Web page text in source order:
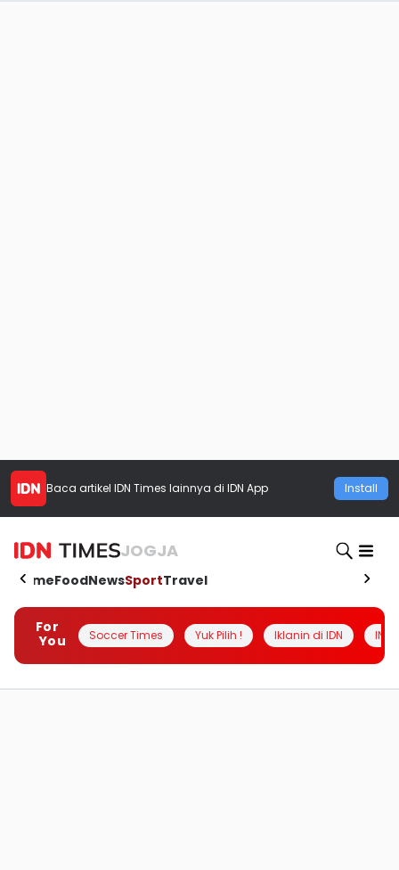
Baca artikel IDN Times lainnya di IDN App Install
JOGJA
HomeFoodNewsSportTravel
For
You
Soccer Times Yuk Pilih ! Iklanin di IDN